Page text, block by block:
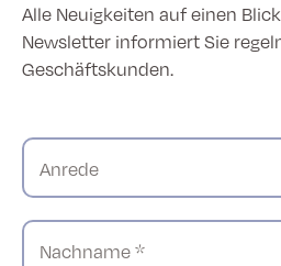
Alle Neuigkeiten auf einen
Newsletter informiert Sie
Geschäftskunden.
Anrede
Nachname *